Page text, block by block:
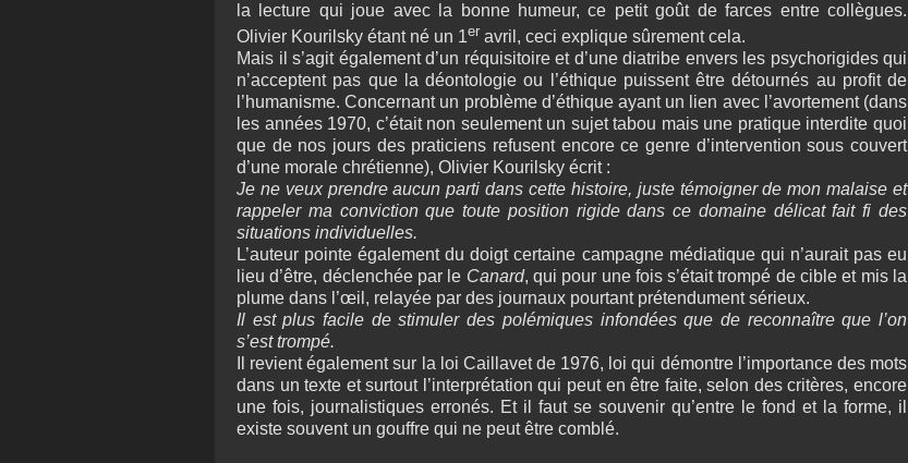
la lecture qui joue avec la bonne humeur, ce petit goût de farces entre collègues.
Olivier Kourilsky étant né un 1er avril, ceci explique sûrement cela.
Mais il s’agit également d’un réquisitoire et d’une diatribe envers les psychorigides qui
n’acceptent pas que la déontologie ou l’éthique puissent être détournés au profit de
l’humanisme. Concernant un problème d’éthique ayant un lien avec l’avortement (dans
les années 1970, c’était non seulement un sujet tabou mais une pratique interdite quoi
que de nos jours des praticiens refusent encore ce genre d’intervention sous couvert
d’une morale chrétienne), Olivier Kourilsky écrit :
Je ne veux prendre aucun parti dans cette histoire, juste témoigner de mon malaise et
rappeler ma conviction que toute position rigide dans ce domaine délicat fait fi des
situations individuelles.
L’auteur pointe également du doigt certaine campagne médiatique qui n’aurait pas eu
lieu d’être, déclenchée par le Canard, qui pour une fois s’était trompé de cible et mis la
plume dans l’œil, relayée par des journaux pourtant prétendument sérieux.
Il est plus facile de stimuler des polémiques infondées que de reconnaître que l’on
s’est trompé.
Il revient également sur la loi Caillavet de 1976, loi qui démontre l’importance des mots
dans un texte et surtout l’interprétation qui peut en être faite, selon des critères, encore
une fois, journalistiques erronés. Et il faut se souvenir qu’entre le fond et la forme, il
existe souvent un gouffre qui ne peut être comblé.